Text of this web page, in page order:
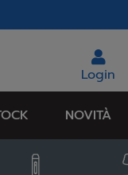
Login
NOVITÀ